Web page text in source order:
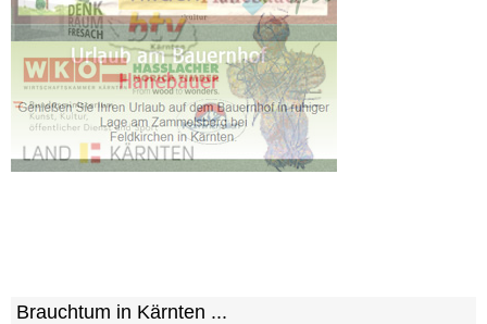
Brauchtum in Kärnten ...